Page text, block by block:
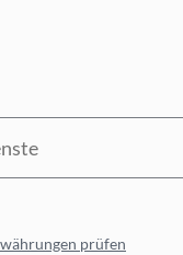
prüfen